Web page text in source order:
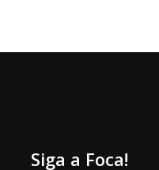
Siga a Foca!